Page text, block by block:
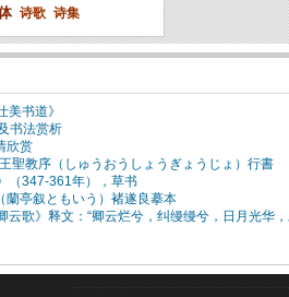
诗歌 诗集
美书道》
书法赏析
欣赏
聖教序（しゅうおうしょうぎょうじょ）行書
（347-361年），草书
蘭亭叙ともいう）褚遂良摹本
云歌》释文：“卿云烂兮，纠缦缦兮，日月光华